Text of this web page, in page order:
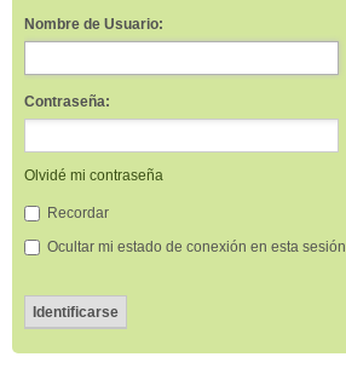
Nombre de Usuario:
Contraseña:
Olvidé mi contraseña
Recordar
Ocultar mi estado de conexión en esta sesión